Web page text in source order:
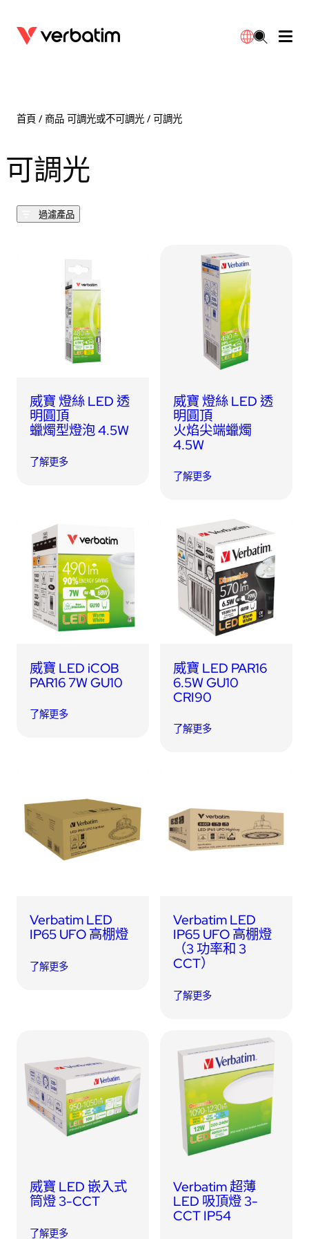
首頁 / 商品 可調光或不可調光 / 可調光
可調光
過濾產品
威寶 燈絲 LED 透
明圓頂
蠟燭型燈泡 4.5W
了解更多
威寶 燈絲 LED 透
明圓頂
火焰尖端蠟燭
4.5W
了解更多
威寶 LED iCOB
PAR16 7W GU10
了解更多
威寶 LED PAR16
6.5W GU10
CRI90
了解更多
Verbatim LED
IP65 UFO 高棚燈
了解更多
Verbatim LED
IP65 UFO 高棚燈
（3 功率和 3
CCT）
了解更多
威寶 LED 嵌入式
筒燈 3-CCT
了解更多
Verbatim 超薄
LED 吸頂燈 3-
CCT IP54
BD-R/RE光碟
DVDR/RW光碟
固態硬盤
配件
便攜式顯示器
HDMI 連接線
集線器和適配器
手提電腦支架
同步和充電線
車用配件
音訊/耳機
平板電腦/手機支架
旅行轉插
GaN充電器
車用充電器
拖板/擴展插座
LED照明
燈泡
一體化
筒燈
保養
聯絡我們
繁體中文